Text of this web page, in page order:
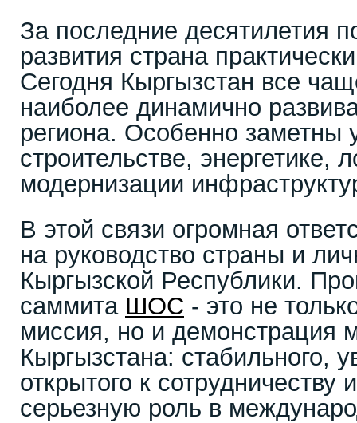
За последние десятилетия
развития страна
Сегодня Кыргызстан все
наиболее динамично
региона. Особенно заметны
строительстве, энергетике,
модернизации
В этой связи огромная
на руководство страны и
Кыргызской Республики.
саммита ШОС - это не
миссия, но и демонстрация
Кыргызстана: стабильного,
открытого к сотрудничеству
серьезную роль в